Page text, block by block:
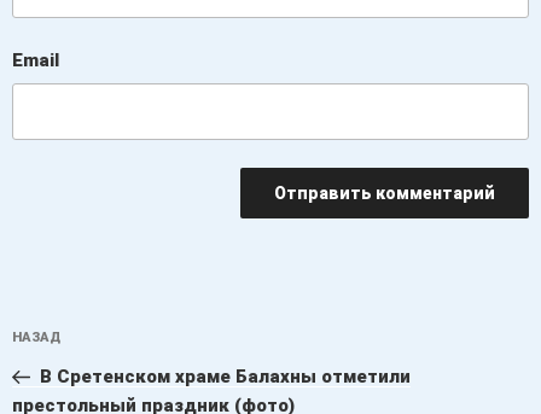
Email
по
записям
Предыдущая
запись:
НАЗАД
В Сретенском храме Балахны отметили
престольный праздник (фото)